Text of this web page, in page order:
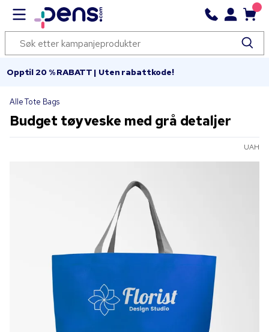
Opptil 20 % RABATT | Uten rabattkode!
Alle Tote Bags
Budget tøyveske med grå detaljer
UAH